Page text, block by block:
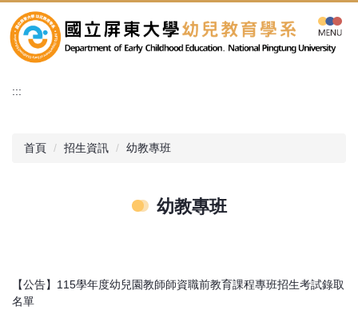
到
主
容
:::
首頁 招生資訊 幼教專班
幼教專班
【公告】115學年度幼兒園教師師資職前教育課程專班招生考試錄取
名單